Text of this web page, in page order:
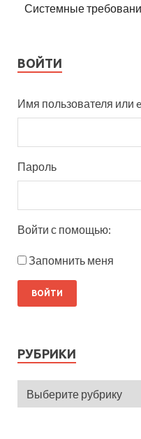
Системные
ВОЙТИ
Имя пользователя или
Пароль
Войти с помощью:
Запомнить меня
РУБРИКИ